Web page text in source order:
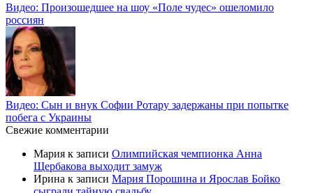
Видео: Произошедшее на шоу «Поле чудес» ошеломило
россиян
Видео: Сын и внук Софии Ротару задержаны при попытке
побега с Украины
Свежие комментарии
Мария к записи Олимпийская чемпионка Анна
Щербакова выходит замуж
Ирина к записи Мария Порошина и Ярослав Бойко